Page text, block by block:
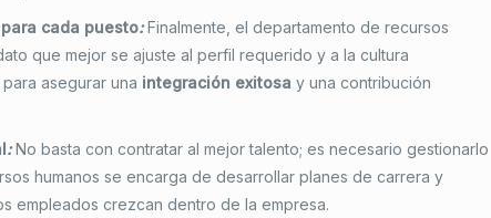
cada puesto: Finalmente, el departamento de recursos
que mejor se ajuste al perfil requerido y a la cultura
asegurar una integración exitosa y una contribución
: No basta con contratar al mejor talento; es necesario gestionarlo
humanos se encarga de desarrollar planes de carrera y
empleados crezcan dentro de la empresa.